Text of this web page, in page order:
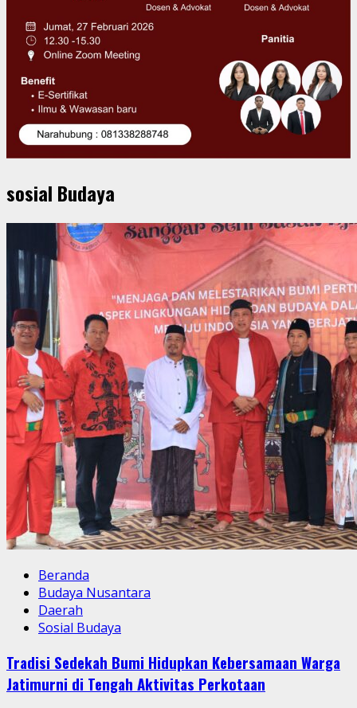
sosial Budaya
Beranda
Budaya Nusantara
Daerah
Sosial Budaya
Tradisi Sedekah Bumi Hidupkan Kebersamaan Warga
Jatimurni di Tengah Aktivitas Perkotaan